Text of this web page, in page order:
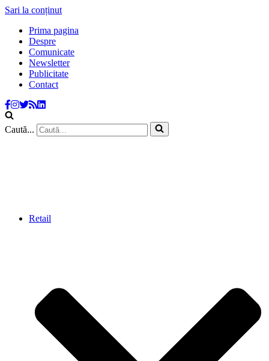
Sari la conținut
Prima pagina
Despre
Comunicate
Newsletter
Publicitate
Contact
Caută...
Retail